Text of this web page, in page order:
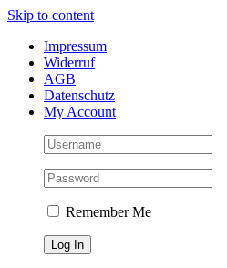
Skip to content
Impressum
Widerruf
AGB
Datenschutz
My Account
Remember Me